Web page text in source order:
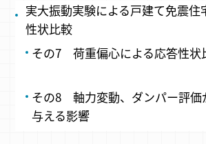
実大振動実験による戸建て免震住
性状比較
その7 荷重偏心による応答性状
その8 軸力変動、ダンパー評価
与える影響